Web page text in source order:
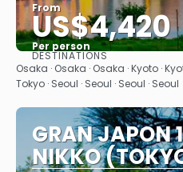
From
US$4,420
Per person
DESTINATIONS
Osaka · Osaka · Osaka · Kyoto ·
Tokyo · Seoul · Seoul · Seoul · Seoul
GRAN JAPON
NIKKO